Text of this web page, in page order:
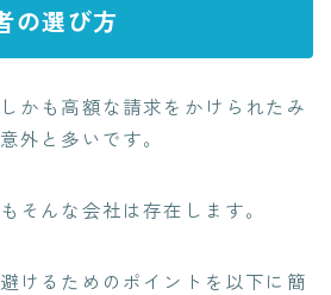
の選び方
かも高額な請求をかけられたみ
外と多いです。
そんな会社は存在します。
けるためのポイントを以下に簡